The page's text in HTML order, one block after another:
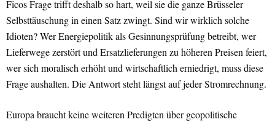
Ficos Frage trifft deshalb so hart, weil sie die ganze Brüsseler
Selbsttäuschung in einen Satz zwingt. Sind wir wirklich solche
Idioten? Wer Energiepolitik als Gesinnungsprüfung betreibt, wer
Lieferwege zerstört und Ersatzlieferungen zu höheren Preisen feiert,
wer sich moralisch erhöht und wirtschaftlich erniedrigt, muss diese
Frage aushalten. Die Antwort steht längst auf jeder Stromrechnung.
Europa braucht keine weiteren Predigten über geopolitische